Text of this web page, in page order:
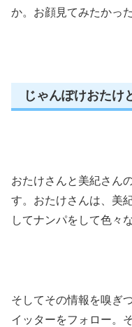
か。お顔見てみたかっ
じゃんぽけおたけ
おたけさんと美紀さん
す。おたけさんは、美
してナンパをして色々
そしてその情報を嗅ぎ
イッターをフォロー。